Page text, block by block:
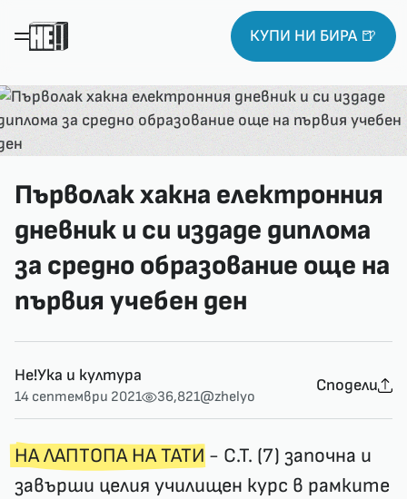
КУПИ НИ БИРА 🍺
Първолак хакна електронния
дневник и си издаде диплома
за средно образование още на
първия учебен ден
Не!Ука и култура
14 септември 2021 36,821@zhelyo
Сподели
НА ЛАПТОПА НА ТАТИ- С.Т. (7) започна и
завърши целия училищен курс в рамките